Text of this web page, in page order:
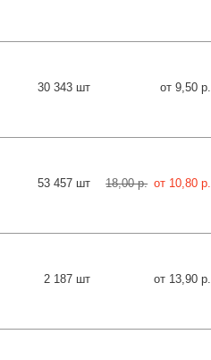
30 343 шт от 9,50 р.
53 457 шт 18,00 р. от 10,80 р.
2 187 шт от 13,90 р.